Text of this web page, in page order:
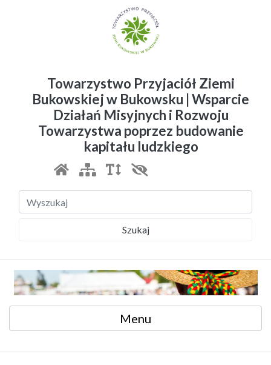
Towarzystwo Przyjaciół Ziemi
Bukowskiej w Bukowsku | Wsparcie
Działań Misyjnych i Rozwoju
Towarzystwa poprzez budowanie
kapitału ludzkiego
Szukaj
Menu